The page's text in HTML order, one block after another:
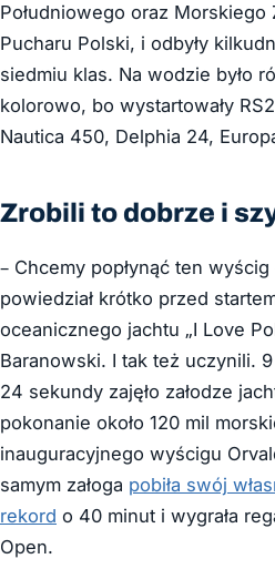
Południowego oraz Morskiego
Pucharu Polski, i odbyły
siedmiu klas. Na wodzie było
kolorowo, bo wystartowały
Nautica 450, Delphia 24,
Zrobili to dobrze i
– Chcemy popłynąć ten
powiedział krótko przed
oceanicznego jachtu „I Love
Baranowski. I tak też uczynili.
24 sekundy zajęło załodze
pokonanie około 120 mil
inauguracyjnego wyścigu
samym załoga pobiła swój
rekord o 40 minut i wygrała
Open.